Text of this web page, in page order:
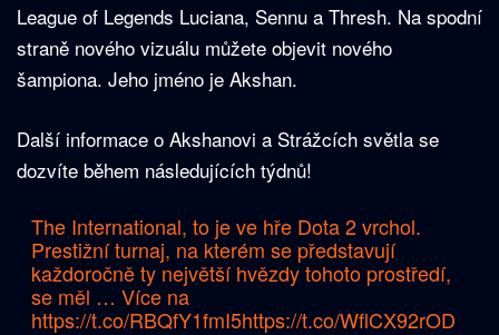
League of Legends Luciana, Sennu a Thresh. Na spodní
straně nového vizuálu můžete objevit nového
šampiona. Jeho jméno je Akshan.
Další informace o Akshanovi a Strážcích světla se
dozvíte během následujících týdnů!
The International, to je ve hře Dota 2 vrchol.
Prestižní turnaj, na kterém se představují
každoročně ty největší hvězdy tohoto prostředí,
se měl … Více na
https://t.co/RBQfY1fmI5https://t.co/WflCX92rOD